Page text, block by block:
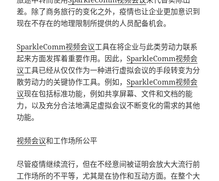
差。除了商务旅行的变化之外，疫情也让企业更加意识到
现在不存在的地理限制所提供的人员配备机会。
SparkleComm视频会议工具在将企业与此类劳动力联系
起来方面发挥着重要作用。因此，SparkleComm视频会
议工具已经从仅仅作为一种进行虚拟会议的手段转变为分
散劳动力的关键协作工具。例如，SparkleComm视频会
议现在包括标准功能，例如共享屏幕、文件和文档的能
力，以及充分合法地满足虚拟会议不断变化的需求的其他
功能。
视频会议和工作场所公平
尽管疫情继续流行，但在不经意间被证明会放大大流行前
工作场所的不平等，尤其是在协作和互动方面。在整个大